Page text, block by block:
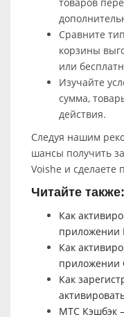
Сравните
корзины
или
Изучайте
сумма,
действия.
Следуя нашим
шансы получить
Voishe и сделаете
Читайте также:
Как
приложении
Как
приложении
Как
МТС Кэшбэк